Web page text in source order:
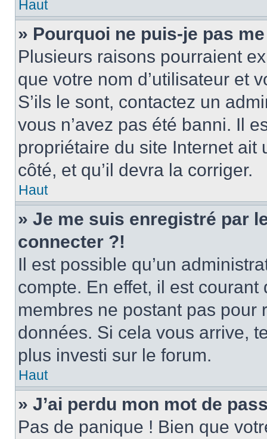
Haut
» Pourquoi ne puis-je pas
Plusieurs raisons pourraient
que votre nom d’utilisateur et
S’ils le sont, contactez un
vous n’avez pas été banni. Il
propriétaire du site Internet
côté, et qu’il devra la corriger.
Haut
» Je me suis enregistré par
connecter ?!
Il est possible qu’un
compte. En effet, il est
membres ne postant pas
données. Si cela vous arrive,
plus investi sur le forum.
Haut
» J’ai perdu mon mot de
Pas de panique ! Bien que